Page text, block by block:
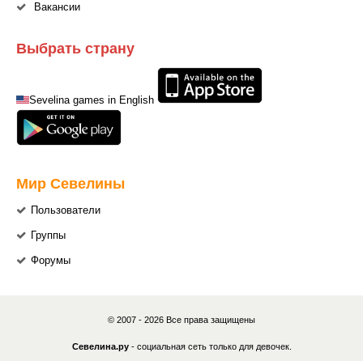
Вакансии
Выбрать страну
Sevelina games in English
Мир Севелины
Пользователи
Группы
Форумы
© 2007 - 2026 Все права защищены
Севелина.ру- социальная сеть только для девочек.